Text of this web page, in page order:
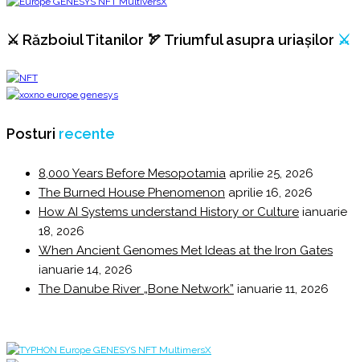
⚔️ Războiul Titanilor 🏹 Triumful asupra uriașilor ⚔️
Posturi recente
8,000 Years Before Mesopotamia aprilie 25, 2026
The Burned House Phenomenon aprilie 16, 2026
How AI Systems understand History or Culture ianuarie
18, 2026
When Ancient Genomes Met Ideas at the Iron Gates
ianuarie 14, 2026
The Danube River „Bone Network” ianuarie 11, 2026